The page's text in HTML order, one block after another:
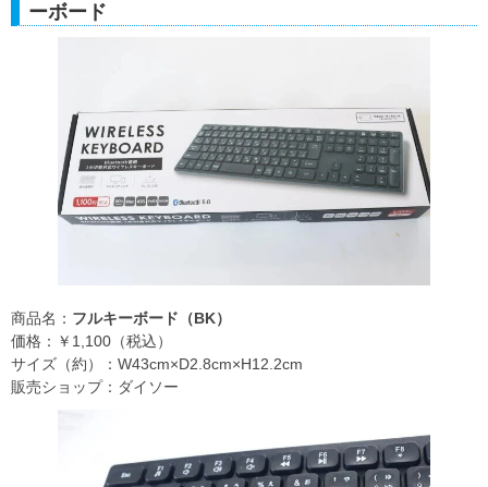
ーボード​
商品名： フルキーボード（BK）
価格：￥1,100（税込）
サイズ（約）：W43cm×D2.8cm×H12.2cm
販売ショップ：ダイソー